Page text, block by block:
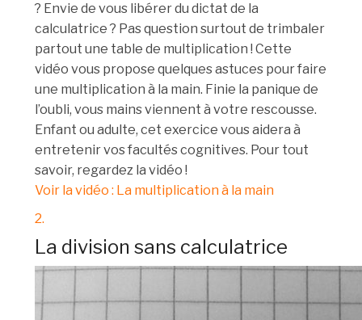
? Envie de vous libérer du dictat de la
calculatrice ? Pas question surtout de trimbaler
partout une table de multiplication ! Cette
vidéo vous propose quelques astuces pour faire
une multiplication à la main. Finie la panique de
l’oubli, vous mains viennent à votre rescousse.
Enfant ou adulte, cet exercice vous aidera à
entretenir vos facultés cognitives. Pour tout
savoir, regardez la vidéo !
Voir la vidéo : La multiplication à la main
2.
La division sans calculatrice